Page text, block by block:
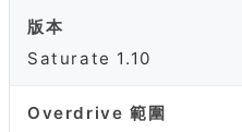
版本
Saturate 1.10
Overdrive 範圍